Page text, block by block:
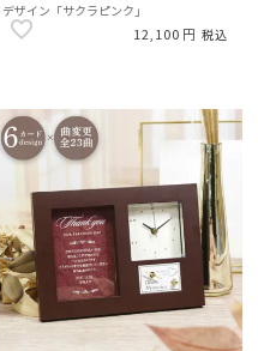
デザイン「サクラピンク」
12,100 税込